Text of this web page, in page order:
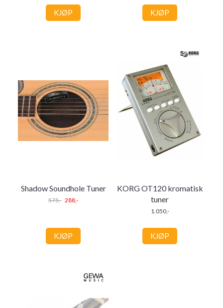
KJØP KJØP
Shadow Soundhole Tuner
575,- 288,-
KJØP
KORG OT120 kromatisk
tuner
1.050,-
KJØP